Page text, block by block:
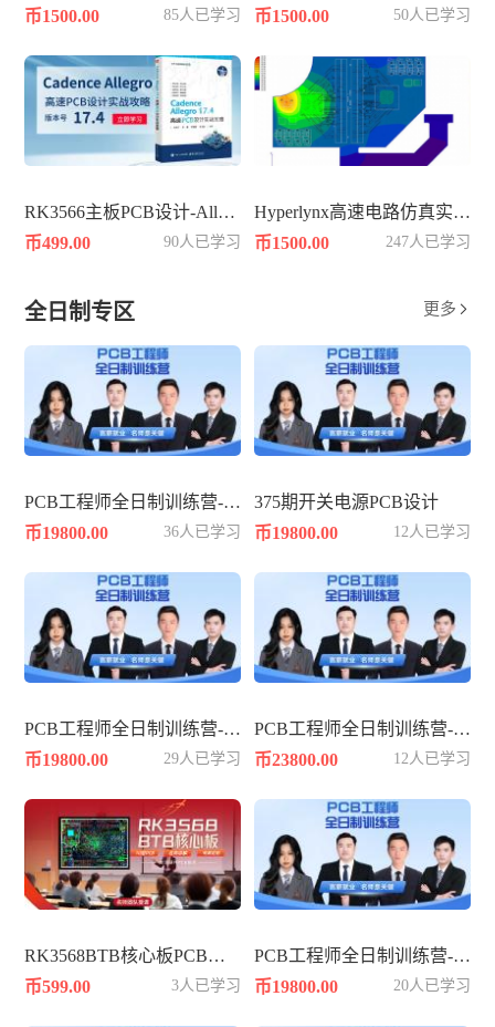
币1500.00
85人已学习
币1500.00
50人已学习
RK3566主板PCB设计-Allegro17.4
币499.00
90人已学习
Hyperlynx高速电路仿真实战知识
币1500.00
247人已学习
全日制专区 更多 
PCB工程师全日制训练营-361期
币19800.00
36人已学习
375期开关电源PCB设计
币19800.00
12人已学习
PCB工程师全日制训练营-362期
币19800.00
29人已学习
PCB工程师全日制训练营-383期
币23800.00
12人已学习
RK3568BTB核心板PCB设计-10层PADS
币599.00
3人已学习
PCB工程师全日制训练营-392期
币19800.00
20人已学习